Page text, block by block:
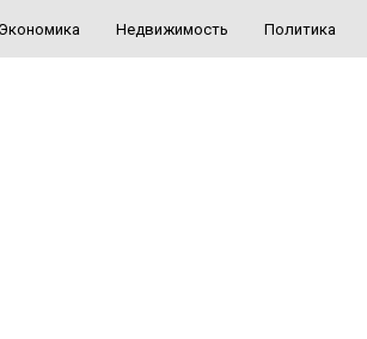
Экономика Недвижимость Политика